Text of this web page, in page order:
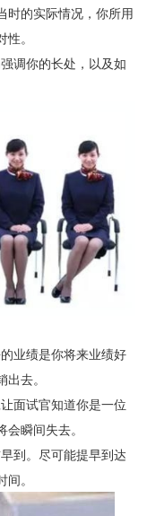
时的实际情况，你所用
。
调你的长处，以及如
业绩是你将来业绩好
去。
面试官知道你是一位
瞬间失去。
到。尽可能提早到达
。